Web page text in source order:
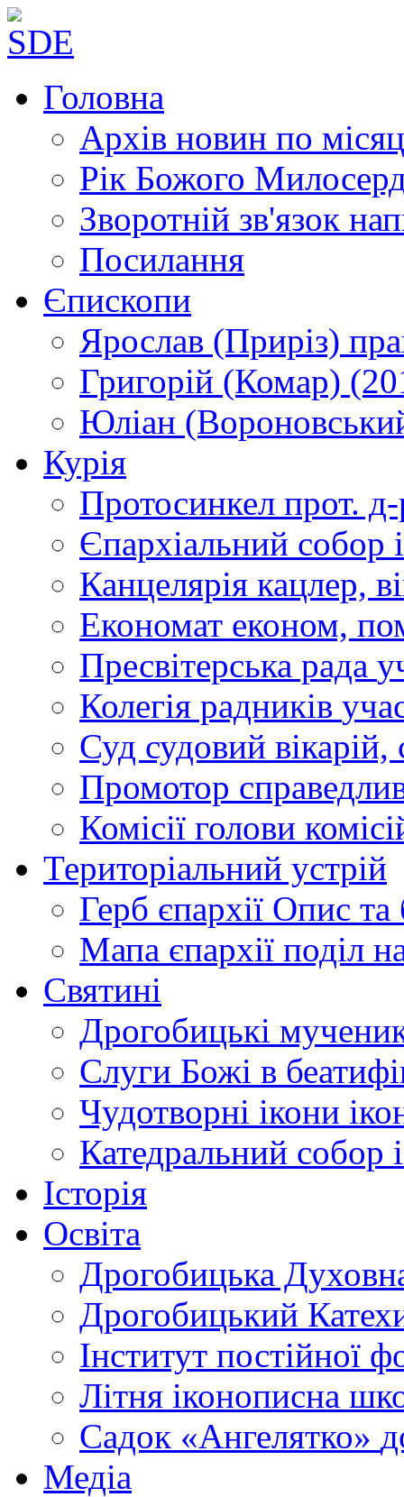
Головна
Архів новин по
Рік Божого
Зворотній зв'язок
Посилання
Єпископи
Ярослав (Приріз)
Григорій (Комар)
Юліан
Курія
Протосинкел прот.
Єпархіальний собор
Канцелярія кацлер,
Економат економ,
Пресвітерська рада
Колегія радників
Суд судовий вікарій,
Промотор
Комісії голови
Територіальний устрій
Герб єпархії Опис та
Мапа єпархії поділ
Святині
Дрогобицькі
Слуги Божі в
Чудотворні ікони
Катедральний собор
Історія
Освіта
Дрогобицька
Дрогобицький
Інститут постійної
Літня іконописна
Садок «Ангелятко»
Медіа